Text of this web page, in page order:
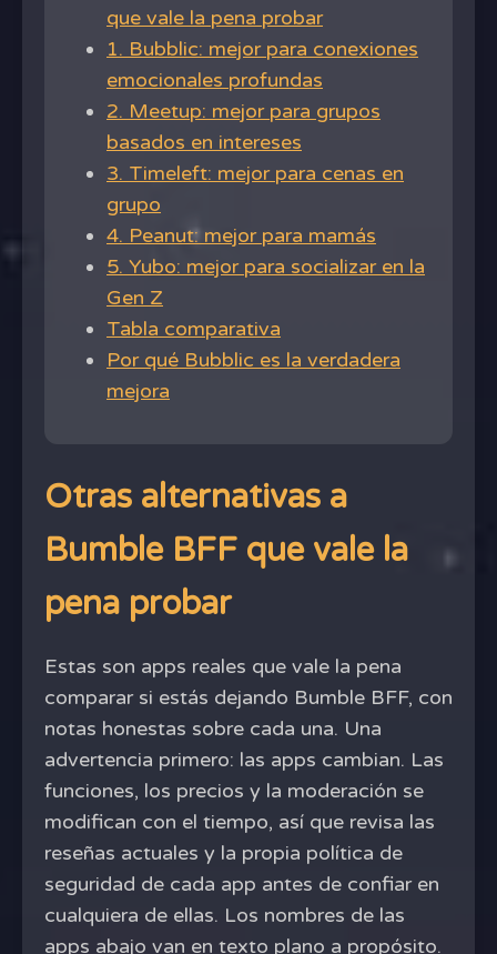
que vale la pena probar
1. Bubblic: mejor para conexiones
emocionales profundas
2. Meetup: mejor para grupos
basados en intereses
3. Timeleft: mejor para cenas en
grupo
4. Peanut: mejor para mamás
5. Yubo: mejor para socializar en la
Gen Z
Tabla comparativa
Por qué Bubblic es la verdadera
mejora
Otras alternativas a
Bumble BFF que vale la
pena probar
Estas son apps reales que vale la pena
comparar si estás dejando Bumble BFF, con
notas honestas sobre cada una. Una
advertencia primero: las apps cambian. Las
funciones, los precios y la moderación se
modifican con el tiempo, así que revisa las
reseñas actuales y la propia política de
seguridad de cada app antes de confiar en
cualquiera de ellas. Los nombres de las
apps abajo van en texto plano a propósito.